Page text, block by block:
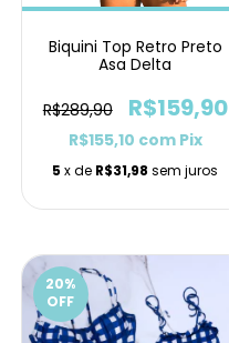
Biquini Top Retro Preto
Asa Delta
R$289,90 R$159,90
R$155,10 com Pix
5 x de R$31,98 sem juros
20%
OFF